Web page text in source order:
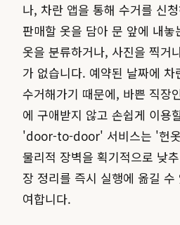
나, 차란 앱을 통해 수거를 신
판매할 옷을 담아 문 앞에 내
옷을 분류하거나, 사진을 찍거
가 없습니다. 예약된 날짜에
수거해가기 때문에, 바쁜 직장
에 구애받지 않고 손쉽게 이용
'door-to-door' 서비스는 '헌
물리적 장벽을 획기적으로 낮
장 정리를 즉시 실행에 옮길
여합니다.